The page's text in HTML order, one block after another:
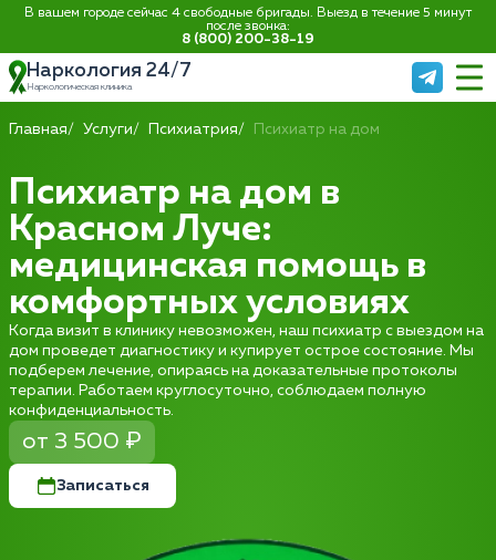
В вашем городе сейчас 4 свободные бригады. Выезд в течение 5 минут
после звонка:
8 (800) 200-38-19
Наркология 24/7
Наркологическая клиника
Главная Услуги Психиатрия Психиатр на дом
Психиатр на дом в
Красном Луче:
медицинская помощь в
комфортных условиях
Когда визит в клинику невозможен, наш психиатр с выездом на
дом проведет диагностику и купирует острое состояние. Мы
подберем лечение, опираясь на доказательные протоколы
терапии. Работаем круглосуточно, соблюдаем полную
конфиденциальность.
от 3 500 ₽
Записаться